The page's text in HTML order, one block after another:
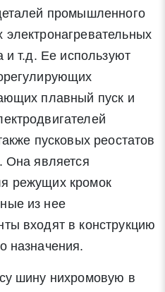
промышленного
и т.д. Ее используют
плавный пуск и
пусковых реостатов
Она является
режущих кромок
из нее
входят в конструкцию
назначения.
шину нихромовую в